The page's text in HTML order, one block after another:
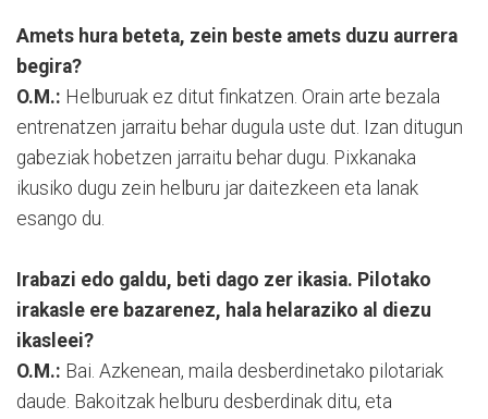
Amets hura beteta, zein beste amets duzu aurrera
begira?
O.M.: Helburuak ez ditut finkatzen. Orain arte bezala
entrenatzen jarraitu behar dugula uste dut. Izan ditugun
gabeziak hobetzen jarraitu behar dugu. Pixkanaka
ikusiko dugu zein helburu jar daitezkeen eta lanak
esango du.
Irabazi edo galdu, beti dago zer ikasia. Pilotako
irakasle ere bazarenez, hala helaraziko al diezu
ikasleei?
O.M.: Bai. Azkenean, maila desberdinetako pilotariak
daude. Bakoitzak helburu desberdinak ditu, eta